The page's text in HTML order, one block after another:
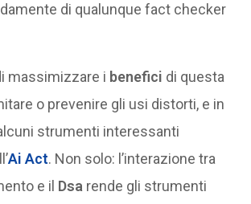
di qualunque fact checker
massimizzare i benefici di questa
o prevenire gli usi distorti, e in
strumenti interessanti
Ai Act. Non solo: l’interazione tra
e il Dsa rende gli strumenti